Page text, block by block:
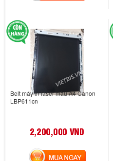
Belt máy in laser màu A4 Canon
LBP611cn
2,200,000 VND
MUA NGAY